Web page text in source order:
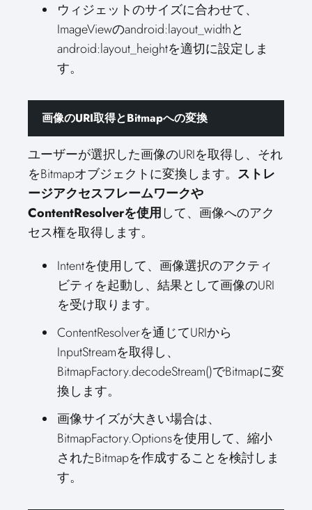
ウィジェットのサイズに合わせて、
ImageViewのandroid:layout_widthと
android:layout_heightを適切に設定しま
す。
画像のURI取得とBitmapへの変換
ユーザーが選択した画像のURIを取得し、それ
をBitmapオブジェクトに変換します。 ストレ
ージアクセスフレームワークや
ContentResolverを使用して、画像へのアク
セス権を取得します。
Intentを使用して、画像選択のアクティ
ビティを起動し、結果として画像のURI
を受け取ります。
ContentResolverを通じてURIから
InputStreamを取得し、
BitmapFactory.decodeStream()でBitmapに変
換します。
画像サイズが大きい場合は、
BitmapFactory.Optionsを使用して、縮小
されたBitmapを作成することを検討しま
す。